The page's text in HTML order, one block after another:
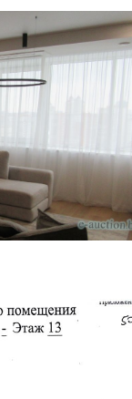
р-н, д. Копище,
помещении из